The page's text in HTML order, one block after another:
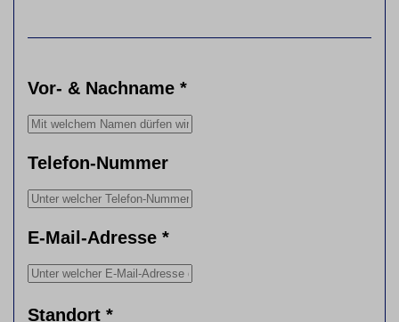
Vor- & Nachname *
Telefon-Nummer
E-Mail-Adresse *
Standort *